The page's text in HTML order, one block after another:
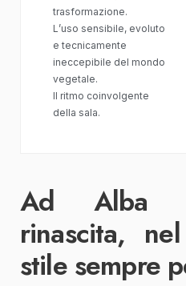
trasformazione.
L’uso sensibile, evoluto
e tecnicamente
ineccepibile del mondo
vegetale.
Il ritmo coinvolgente
della sala.
Ad Alba
rinascita,
stile sempre